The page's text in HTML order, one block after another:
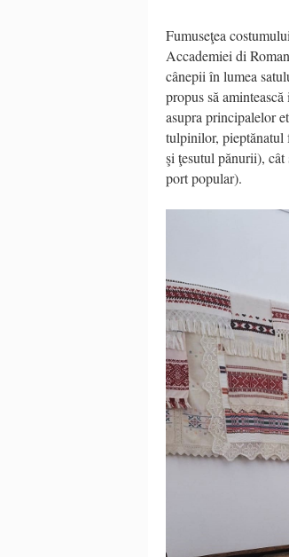
Fumuseţea
Accademiei di
cânepii în lumea
propus să
asupra principalelor
tulpinilor, pieptănatul
şi ţesutul pănurii), cât
port popular).